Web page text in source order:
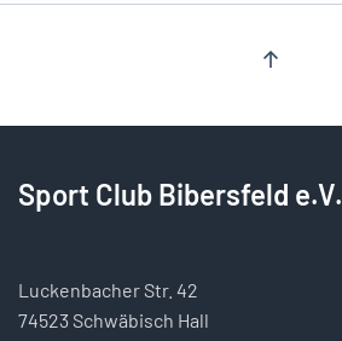
Sport Club Bibersfeld e.V.
Luckenbacher Str. 42
74523 Schwäbisch Hall